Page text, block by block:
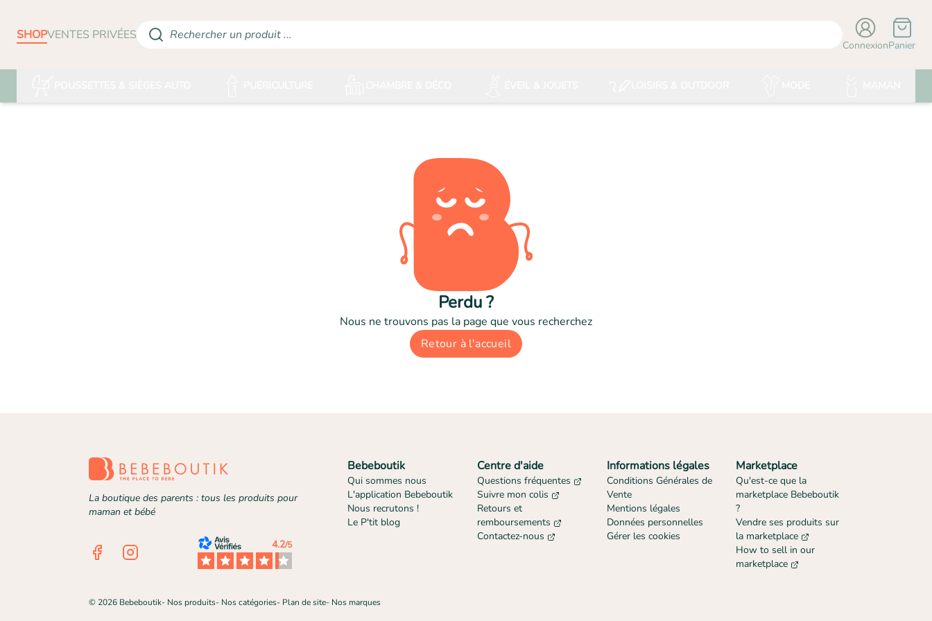
SHOPVENTES PRIVÉES Rechercher un produit ...
ConnexionPanier
Perdu ?
Nous ne trouvons pas la page que vous recherchez
Retour à l'accueil
La boutique des parents : tous les produits pour
maman et bébé
FacebookInstagram 4.2/5
Bebeboutik
Qui sommes nous
L'application Bebeboutik
Nous recrutons !
Le P'tit blog
Centre d'aide
Questions fréquentes
Suivre mon colis
Retours et
remboursements
Contactez-nous
Informations légales
Conditions Générales de
Vente
Mentions légales
Données personnelles
Gérer les cookies
Marketplace
Qu'est-ce que la
marketplace Bebeboutik
?
Vendre ses produits sur
la marketplace
How to sell in our
marketplace
© 2026 Bebeboutik- Nos produits- Nos catégories- Plan de site- Nos marques